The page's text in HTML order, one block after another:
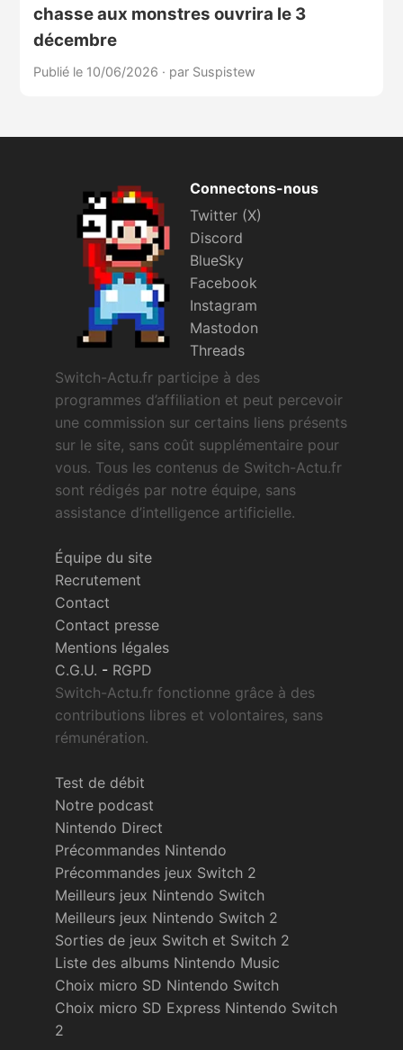
chasse aux monstres ouvrira le 3
décembre
Publié le 10/06/2026 · par Suspistew
Connectons-nous
Twitter (X)
Discord
BlueSky
Facebook
Instagram
Mastodon
Threads
Switch-Actu.fr participe à des
programmes d’affiliation et peut percevoir
une commission sur certains liens présents
sur le site, sans coût supplémentaire pour
vous. Tous les contenus de Switch-Actu.fr
sont rédigés par notre équipe, sans
assistance d’intelligence artificielle.
Équipe du site
Recrutement
Contact
Contact presse
Mentions légales
C.G.U. - RGPD
Switch-Actu.fr fonctionne grâce à des
contributions libres et volontaires, sans
rémunération.
Test de débit
Notre podcast
Nintendo Direct
Précommandes Nintendo
Précommandes jeux Switch 2
Meilleurs jeux Nintendo Switch
Meilleurs jeux Nintendo Switch 2
Sorties de jeux Switch et Switch 2
Liste des albums Nintendo Music
Choix micro SD Nintendo Switch
Choix micro SD Express Nintendo Switch
2